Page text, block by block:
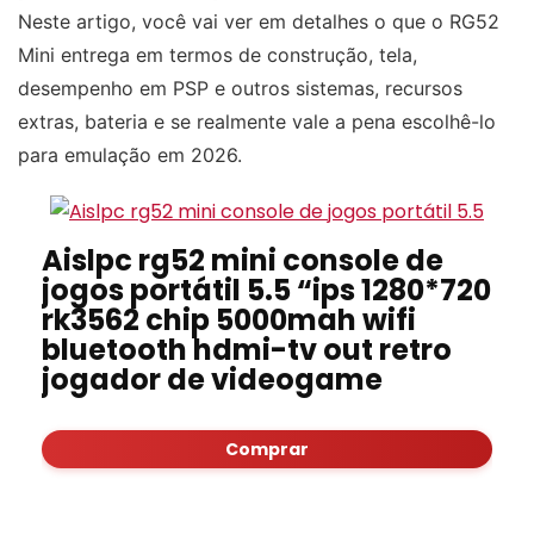
Neste artigo, você vai ver em detalhes o que o RG52
Mini entrega em termos de construção, tela,
desempenho em PSP e outros sistemas, recursos
extras, bateria e se realmente vale a pena escolhê-lo
para emulação em 2026.
Aislpc rg52 mini console de
jogos portátil 5.5 “ips 1280*720
rk3562 chip 5000mah wifi
bluetooth hdmi-tv out retro
jogador de videogame
Comprar